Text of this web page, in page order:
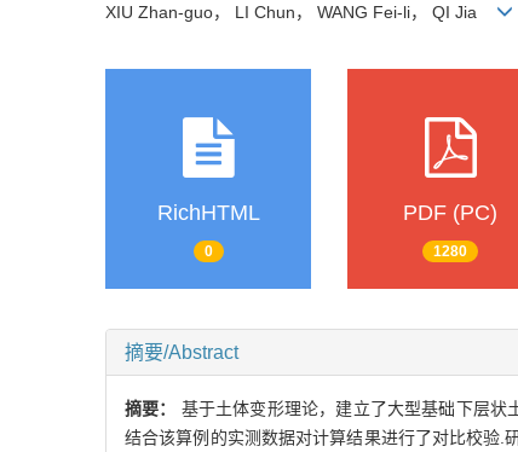
XIU Zhan-guo， LI Chun， WANG Fei-li， QI Jia
RichHTML
0
PDF (PC)
1280
摘要/Abstract
摘要： 基于土体变形理论，建立了大型基础下层状
结合该算例的实测数据对计算结果进行了对比校验.